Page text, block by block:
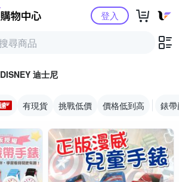
Yahoo購物中心登入
DISNEY 迪士尼
有現貨 挑戰低價 價格低到高 錶